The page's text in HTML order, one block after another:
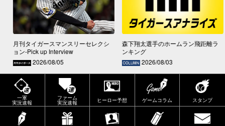
月刊タイガースマンスリーセレクシ
ョン-Pick up Interview
2026/08/05
森下翔太選手のホームラン飛距離ラ
ンキング
2026/08/03
一軍
実況速報
ファーム
実況速報 ヒーロー予想 ゲームコラム スタンプ